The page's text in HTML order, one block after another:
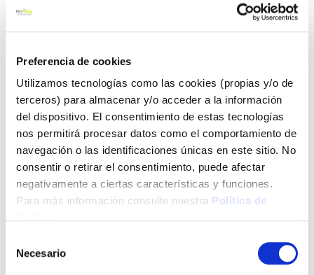
Preferencia de cookies
Utilizamos tecnologías como las cookies (propias y/o de
terceros) para almacenar y/o acceder a la información
del dispositivo. El consentimiento de estas tecnologías
nos permitirá procesar datos como el comportamiento de
navegación o las identificaciones únicas en este sitio. No
consentir o retirar el consentimiento, puede afectar
negativamente a ciertas características y funciones.
Para más información consulte nuestra Política de
Necesario
56,95 €
Click&Collect - Recogida gratis
en nuestras tiendas
Envío a domicilio:
5 días hábiles
+ INFO